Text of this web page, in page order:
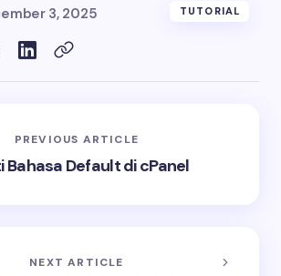
3, 2025 TUTORIAL
PREVIOUS ARTICLE
Bahasa Default di cPanel
NEXT ARTICLE